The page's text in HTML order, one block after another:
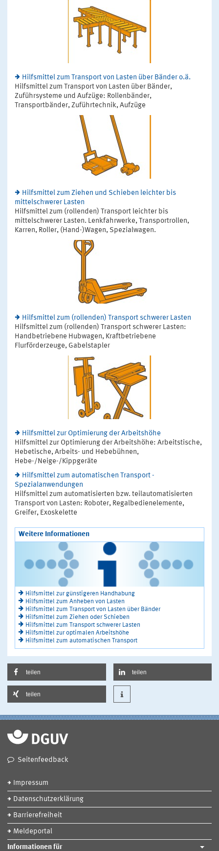
Hilfsmittel zum Transport von Lasten über Bänder o.ä.
Hilfsmittel zum Transport von Lasten über Bänder,
Zuführsysteme und Aufzüge: Rollenbänder,
Transportbänder, Zuführtechnik, Aufzüge
Hilfsmittel zum Ziehen und Schieben leichter bis
mittelschwerer Lasten
Hilfsmittel zum (rollenden) Transport leichter bis
mittelschwerer Lasten. Lenkfahrwerke, Transportrollen,
Karren, Roller, (Hand-)Wagen, Spezialwagen.
Hilfsmittel zum (rollenden) Transport schwerer Lasten
Hilfsmittel zum (rollenden) Transport schwerer Lasten:
Handbetriebene Hubwagen, Kraftbetriebene
Flurförderzeuge, Gabelstapler
Hilfsmittel zur Optimierung der Arbeitshöhe
Hilfsmittel zur Optimierung der Arbeitshöhe: Arbeitstische,
Hebetische, Arbeits- und Hebebühnen,
Hebe-/Neige-/Kippgeräte
Hilfsmittel zum automatischen Transport -
Spezialanwendungen
Hilfsmittel zum automatisierten bzw. teilautomatisierten
Transport von Lasten: Roboter, Regalbedienelemente,
Greifer, Exoskelette
Weitere Informationen
Hilfsmittel zur günstigeren Handhabung
Hilfsmittel zum Anheben von Lasten
Hilfsmittel zum Transport von Lasten über Bänder
Hilfsmittel zum Ziehen oder Schieben
Hilfsmittel zum Transport schwerer Lasten
Hilfsmittel zur optimalen Arbeitshöhe
Hilfsmittel zum automatischen Transport
teilen teilen
teilen
Seitenfeedback
Impressum
Datenschutzerklärung
Barrierefreiheit
Meldeportal
Informationen für